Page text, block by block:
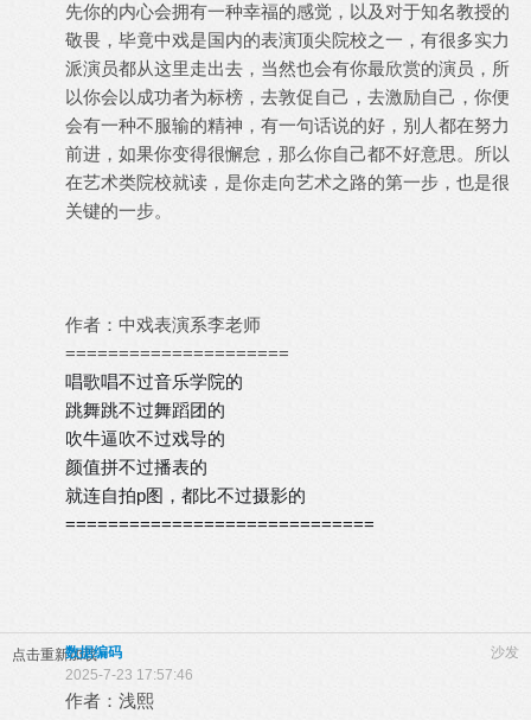
先你的内心会拥有一种幸福的感觉，以及对于知名教授的
敬畏，毕竟中戏是国内的表演顶尖院校之一，有很多实力
派演员都从这里走出去，当然也会有你最欣赏的演员，所
以你会以成功者为标榜，去敦促自己，去激励自己，你便
会有一种不服输的精神，有一句话说的好，别人都在努力
前进，如果你变得很懈怠，那么你自己都不好意思。所以
在艺术类院校就读，是你走向艺术之路的第一步，也是很
关键的一步。
作者：中戏表演系李老师
=====================
唱歌唱不过音乐学院的
跳舞跳不过舞蹈团的
吹牛逼吹不过戏导的
颜值拼不过播表的
就连自拍p图，都比不过摄影的
=============================
点击重新加载 沙发
数据编码
2025-7-23 17:57:46
作者：浅熙